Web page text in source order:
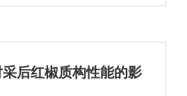
佳的保鲜膜配方为4.00%氧
0.50%棕榈酸。涂膜处理显
及黄化指数，抑制了果实中
后红椒质构性能的影